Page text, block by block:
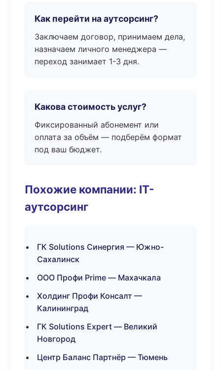
Как перейти на аутсорсинг?
Заключаем договор, принимаем дела,
назначаем личного менеджера —
переход занимает 1-3 дня.
Какова стоимость услуг?
Фиксированный абонемент или
оплата за объём — подберём формат
под ваш бюджет.
Похожие компании: IT-
аутсорсинг
ГК Solutions Синергия — Южно-
Сахалинск
ООО Профи Prime — Махачкала
Холдинг Профи Консалт —
Калининград
ГК Solutions Expert — Великий
Новгород
Центр Баланс Партнёр — Тюмень